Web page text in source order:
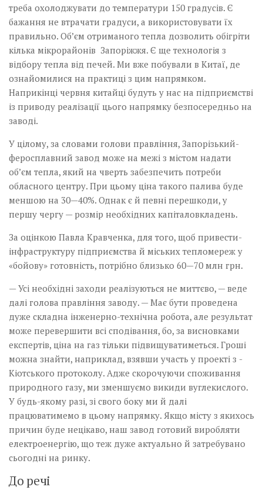
треба охолоджувати до температури 150 градусів. Є
бажання не втрачати градуси, а використовувати їх
правильно. Об’єм отриманого тепла дозволить обі­гріти
кілька мікрорайонів Запоріжжя. Є ще технологія з
відбору тепла від печей. Ми вже побували в Китаї, де
ознайомилися на практиці з цим напрямком.
Наприкінці червня китайці будуть у нас на підприємстві
із приводу реалізації цього напрямку безпосередньо на
заводі.
У цілому, за словами голови правління, Запорізький­
феросплавний завод може на межі з містом надати
об’єм тепла, який на чверть забезпечить потреби
обласного центру. При цьому ціна такого палива буде
меншою на 30—40%. Однак є й певні перешкоди, у
першу чергу — розмір необхідних капіталовкладень.
За оцінкою Павла Кравченка, для того, щоб привести­
інфраструктуру підприємства й міських тепломереж у
«бойову» готовність, потрібно близько 60—70 млн грн.
— Усі необхідні заходи реалізуються не миттєво, — веде
далі голова правління заводу. — Має бути проведена
дуже складна інженерно-технічна робота, але результат
може перевершити всі сподівання, бо, за виснов­ками
експертів, ціна на газ тільки підвищуватиметься. Гроші
можна знайти, наприклад, взявши участь у проекті з ­
Кіотського протоколу. Адже скорочуючи споживання
природного газу, ми зменшуємо викиди вуглекислого.
У будь-якому разі, зі свого боку ми й далі
працюватимемо в цьому напрямку. Якщо місту з якихось
причин буде нецікаво, наш завод готовий виробляти
електроенергію, що теж дуже актуально й затребувано
сьогодні на ринку.
До речі